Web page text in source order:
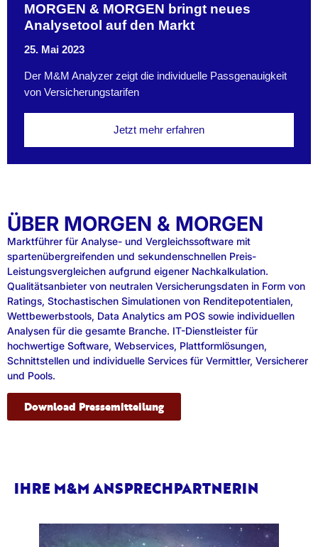
MORGEN & MORGEN bringt neues
Analysetool auf den Markt
25. Mai 2023
Der M&M Analyzer zeigt die individuelle Passgenauigkeit
von Versicherungstarifen
Jetzt mehr erfahren
ÜBER MORGEN & MORGEN
Marktführer für Analyse- und Vergleichssoftware mit
spartenübergreifenden und sekundenschnellen Preis-
Leistungsvergleichen aufgrund eigener Nachkalkulation.
Qualitätsanbieter von neutralen Versicherungsdaten in Form von
Ratings, Stochastischen Simulationen von Renditepotentialen,
Wettbewerbstools, Data Analytics am POS sowie individuellen
Analysen für die gesamte Branche. IT-Dienstleister für
hochwertige Software, Webservices, Plattformlösungen,
Schnittstellen und individuelle Services für Vermittler, Versicherer
und Pools.
Download Pressemitteilung
IHRE M&M ANSPRECHPARTNERIN